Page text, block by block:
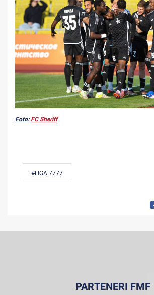
Foto: FC Sheriff
#LIGA 7777
PARTENERI FMF